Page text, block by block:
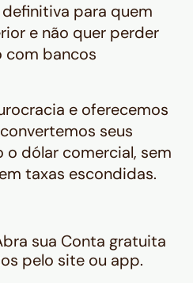
para quem
e não quer perder
com bancos
e oferecemos
seus
o dólar comercial, sem
taxas escondidas.
sua Conta gratuita
pelo site ou app.